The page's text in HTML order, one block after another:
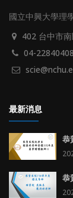
國立中興大學理
402 台中市
04-
最新消息
恭
恭